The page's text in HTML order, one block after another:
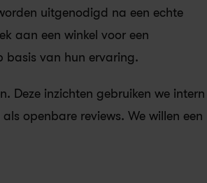
uitgenodigd na een echte
aan een winkel voor een
basis van hun ervaring.
Deze inzichten gebruiken we intern
openbare reviews. We willen een